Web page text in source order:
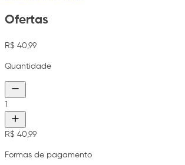
Ofertas
R$ 40,99
Quantidade
1
R$ 40,99
Formas de pagamento